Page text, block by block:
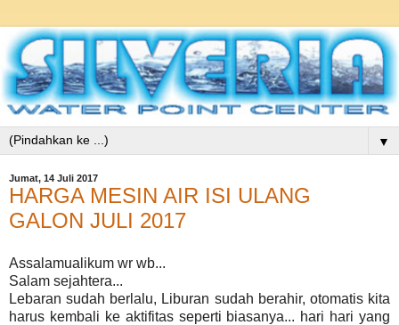
▼
Jumat, 14 Juli 2017
HARGA MESIN AIR ISI ULANG
GALON JULI 2017
Assalamualikum wr wb...
Salam sejahtera...
Lebaran sudah berlalu, Liburan sudah berahir, otomatis kita
harus kembali ke aktifitas seperti biasanya... hari hari yang